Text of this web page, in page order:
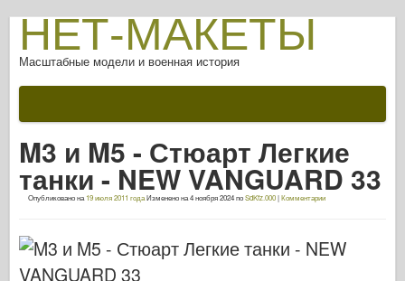
НЕТ-МАКЕТЫ
Масштабные модели и военная история
После битвы
Оружие AFV
Союзная ось
Броня в профиле
Конкорд
M3 и M5 - Стюарт Легкие
танки - NEW VANGUARD 33
Опубликовано на 19 июля 2011 годаИзменено на4 ноября 2024поSdKfz.000|Комментарии